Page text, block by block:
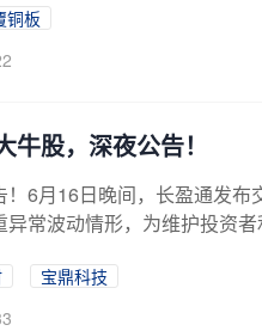
铜板
股，深夜公告！
！6月16日晚间，长盈通发
异常波动情形，为维护投资
宝鼎科技